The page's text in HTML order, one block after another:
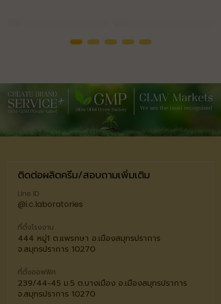
ติดต่อผลิตครีม/สอบถามเพิ่มเติม
Line ID
@i.c.laboratories
ที่ตั้งโรงงาน
444 หมู่1 ต.แพรกษา อ.เมืองสมุทรปราการ
จ.สมุทรปราการ 10270
ที่ตั้งออฟฟิศ
239/44-45 ม.5 ต.บางเมือง อ.เมืองสมุทรปราการ
จ.สมุทรปราการ 10270